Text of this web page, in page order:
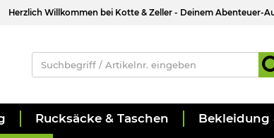
Herzlich Willkommen bei Kotte & Zeller - Deinem Abenteuer-
Rucksäcke & Taschen Bekleidung